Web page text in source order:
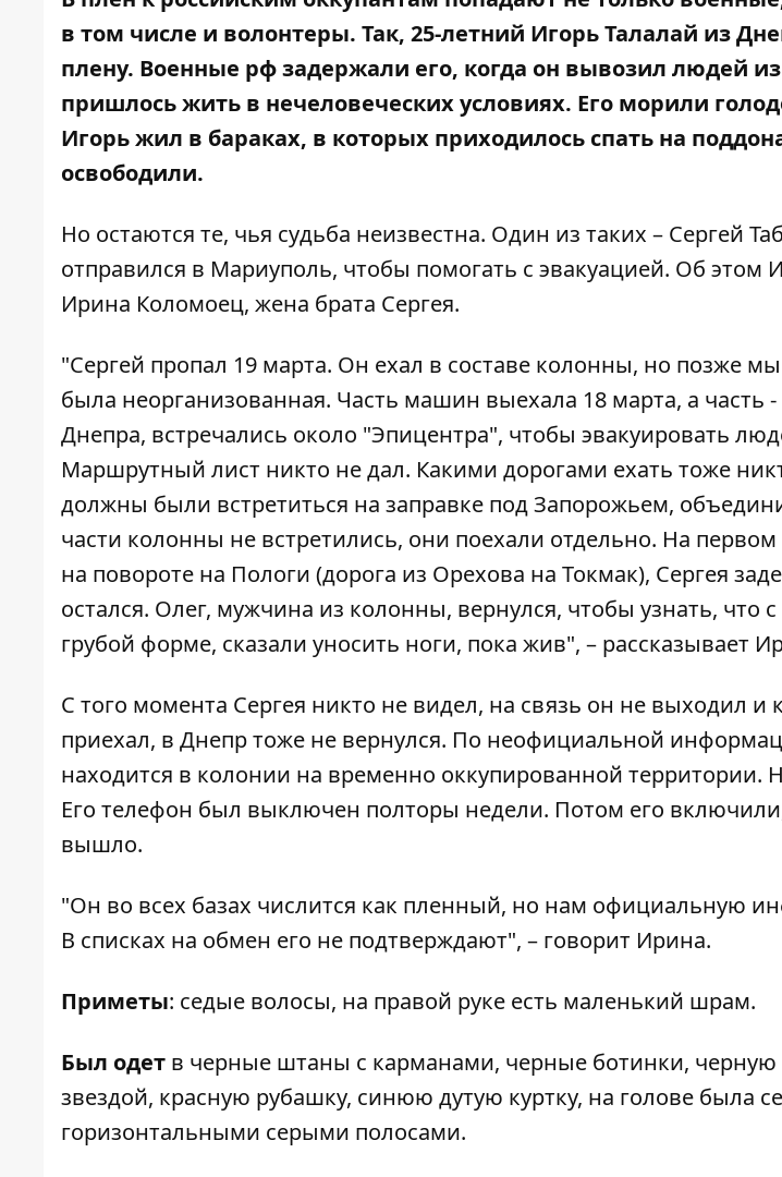
в том числе и волонтеры. Так, 25-летний Игорь Талалай из
плену. Военные рф задержали его, когда он вывозил людей
пришлось жить в нечеловеческих условиях. Его морили
Игорь жил в бараках, в которых приходилось спать на
освободили.
Но остаются те, чья судьба неизвестна. Один из таких – Сергей
отправился в Мариуполь, чтобы помогать с эвакуацией. Об этом
Ирина Коломоец, жена брата Сергея.
"Сергей пропал 19 марта. Он ехал в составе колонны, но позже
была неорганизованная. Часть машин выехала 18 марта, а часть
Днепра, встречались около "Эпицентра", чтобы эвакуировать
Маршрутный лист никто не дал. Какими дорогами ехать тоже
должны были встретиться на заправке под Запорожьем,
части колонны не встретились, они поехали отдельно. На
на повороте на Пологи (дорога из Орехова на Токмак), Сергея
остался. Олег, мужчина из колонны, вернулся, чтобы узнать, что
грубой форме, сказали уносить ноги, пока жив", – рассказывает
С того момента Сергея никто не видел, на связь он не выходил и
приехал, в Днепр тоже не вернулся. По неофициальной
находится в колонии на временно оккупированной территории.
Его телефон был выключен полторы недели. Потом его
вышло.
"Он во всех базах числится как пленный, но нам официальную
В списках на обмен его не подтверждают", – говорит Ирина.
Приметы: седые волосы, на правой руке есть маленький шрам.
Был одет в черные штаны с карманами, черные ботинки, черную
звездой, красную рубашку, синюю дутую куртку, на голове была
горизонтальными серыми полосами.